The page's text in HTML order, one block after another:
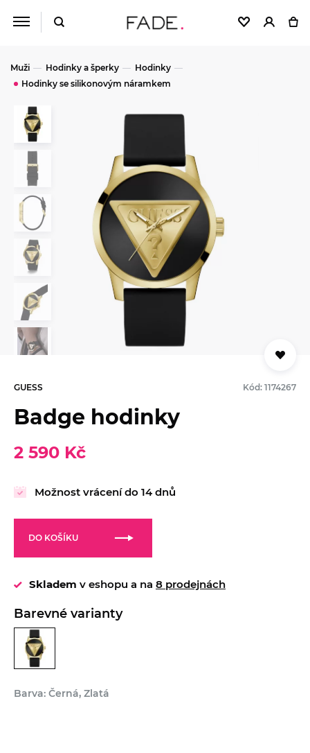
Muži Hodinky a šperky
Hodinky
Hodinky se silikonovým náramkem
GUESS Kód: 1174267
Badge hodinky
2 590 Kč
Možnost vrácení do 14 dnů
DO KOŠÍKU
Skladem v eshopu a na 8 prodejnách
Barevné varianty
Barva: Černá, Zlatá